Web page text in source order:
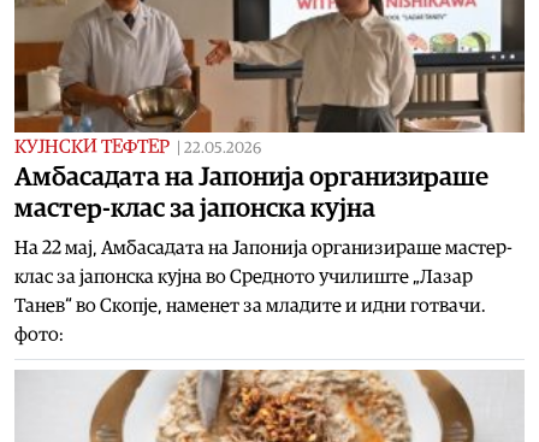
КУЈНСКИ ТЕФТЕР 22.05.2026
Амбасадата на Јапонија организираше
мастер-клас за јапонска кујна
На 22 мај, Амбасадата на Јапонија организираше мастер-
клас за јапонска кујна во Средното училиште „Лазар
Танев“ во Скопје, наменет за младите и идни готвачи.
фото: